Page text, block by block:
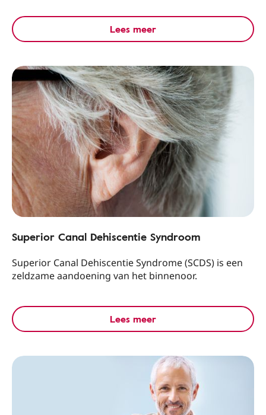
Lees meer
Superior Canal Dehiscentie Syndroom
Superior Canal Dehiscentie Syndrome (SCDS) is een
zeldzame aandoening van het binnenoor.
Lees meer